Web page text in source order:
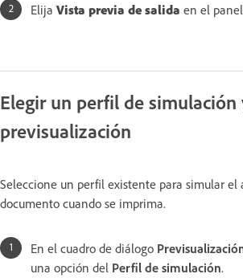
Elija Vista previa de salida en el
Elegir un perfil de simulación
previsualización
Seleccione un perfil existente para simular el
documento cuando se imprima.
En el cuadro de diálogo
una opción del Perfil de simulación.